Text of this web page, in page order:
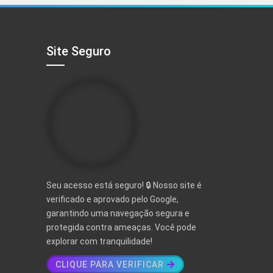
Site Seguro
Seu acesso está seguro! 🔒 Nosso site é
verificado e aprovado pelo Google,
garantindo uma navegação segura e
protegida contra ameaças. Você pode
explorar com tranquilidade!
CLIQUE PARA VERIFICAR